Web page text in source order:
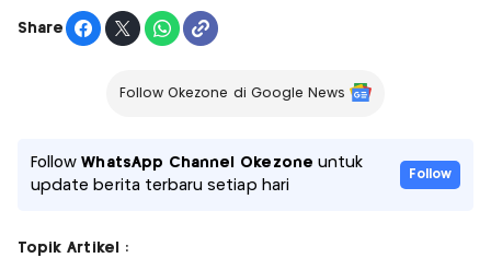
Share
Follow Okezone di Google News
FollowWhatsApp Channel Okezone untuk
update berita terbaru setiap hari
Follow
Topik Artikel :